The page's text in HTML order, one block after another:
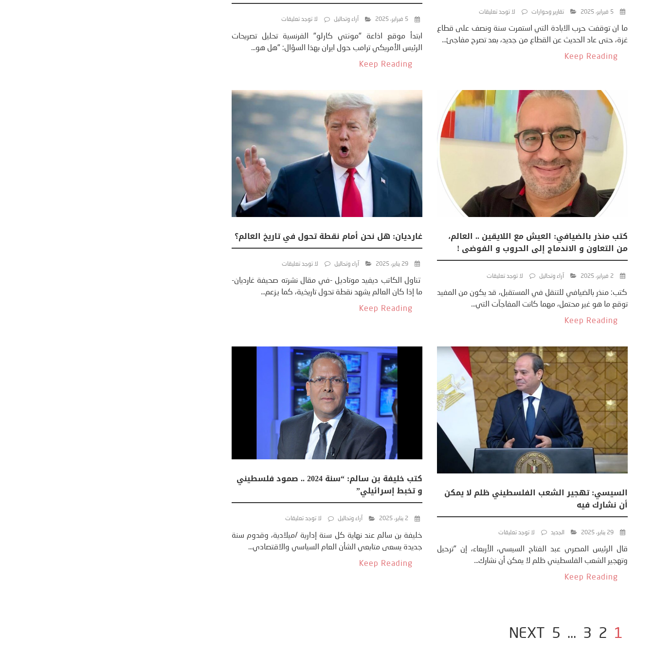
5 فبراير، 2025 تقارير وحوارات لا توجد تعليقات
ما ان توقفت حرب الابادة التي استمرت سنة ونصف على قطاع
غزة، حتى عاد الحديث عن القطاع من جديد، بعد تصرح مفاجئ...
Keep Reading
5 فبراير، 2025 آراء وتحاليل لا توجد تعليقات
ابتدأ موقع اذاعة "مونتي كارلو" الفرنسية تحليل تصريحات
الرئيس الأمريكي ترامب حول ايران بهذا السؤال: "هل هو...
Keep Reading
كتب منذر بالضيافي: العيش مع اللايقين .. العالم،
من التعاون و الاندماج إلى الحروب و الفوضى !
2 فبراير، 2025 آراء وتحاليل لا توجد تعليقات
كتب: منذر بالضيافي للتنقل في المستقبل، قد يكون من المفيد
توقع ما هو غير محتمل، مهما كانت المفاجآت التي...
Keep Reading
غارديان: هل نحن أمام نقطة تحول في تاريخ العالم؟
29 يناير، 2025 آراء وتحاليل لا توجد تعليقات
تناول الكاتب ديفيد موتاديل -في مقال نشرته صحيفة غارديان-
ما إذا كان العالم يشهد نقطة تحول تاريخية، كما يزعم...
Keep Reading
السيسي: تهجير الشعب الفلسطيني ظلم لا يمكن
أن نشارك فيه
29 يناير، 2025 الجديد لا توجد تعليقات
قال الرئيس المصري عبد الفتاح السيسي، الأربعاء، إن "ترحيل
وتهجير الشعب الفلسطيني ظلم لا يمكن أن نشارك...
Keep Reading
كتب خليفة بن سالم: “سنة 2024 .. صمود فلسطيني
و تخبط إسرائيلي”
2 يناير، 2025 آراء وتحاليل لا توجد تعليقات
خليفة بن سالم عند نهاية كل سنة إدارية /ميلادية، وقدوم سنة
جديدة يسعى متابعي الشأن العام السياسي والاقتصادي...
Keep Reading
1
2
3
…
5
NEXT